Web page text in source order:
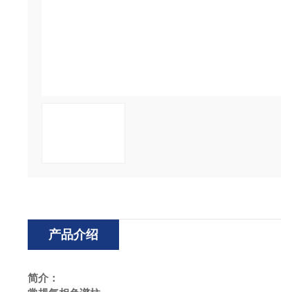
产品介绍
简介：